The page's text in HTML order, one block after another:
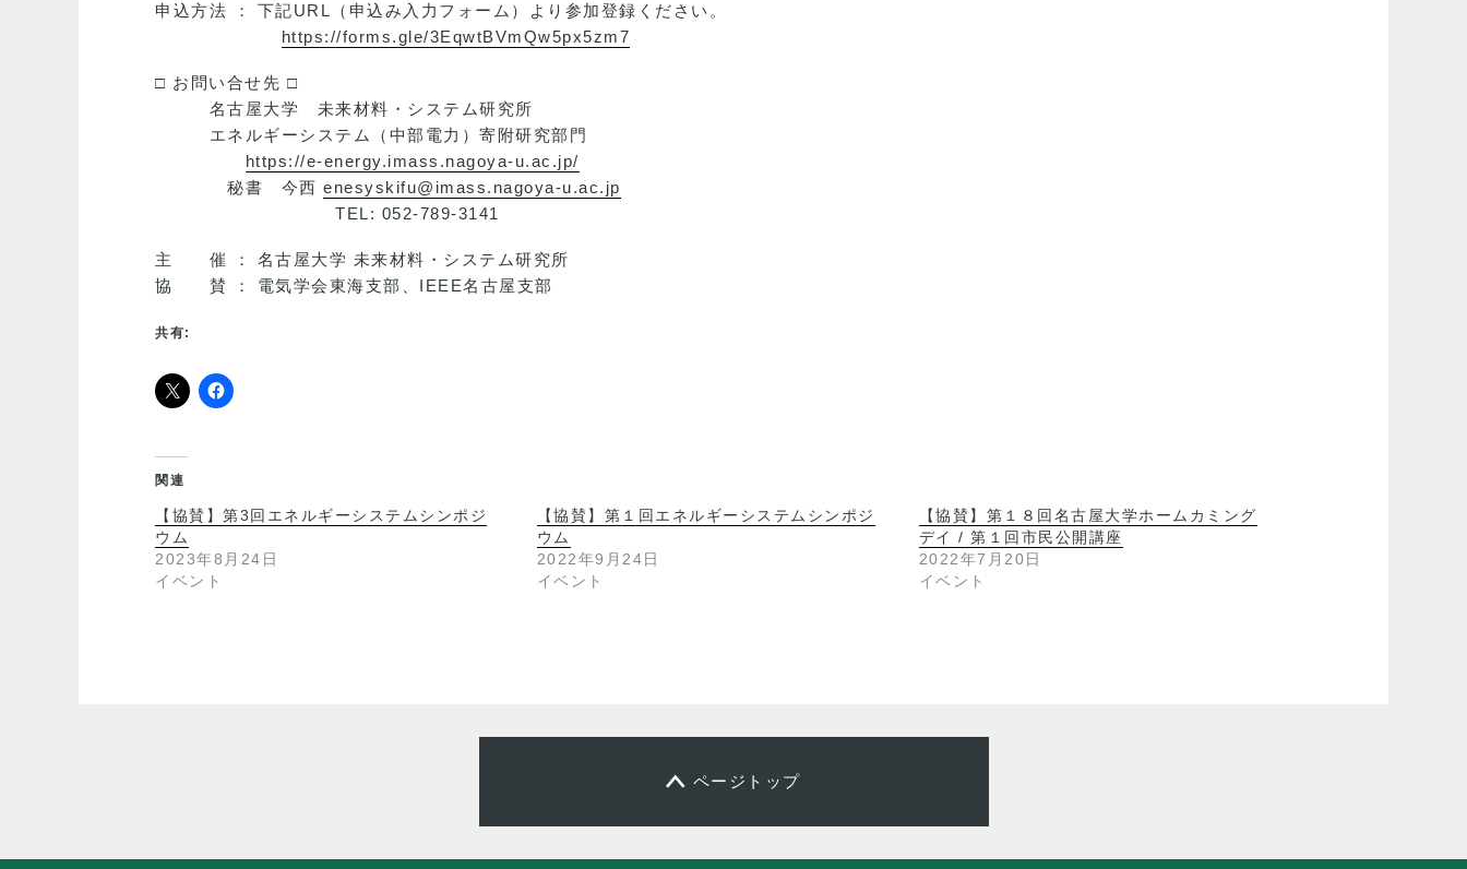
申込方法 ： 下記URL（申込み入力フォーム）より参加登録ください。
https://forms.gle/3EqwtBVmQw5px5zm7
□ お問い合せ先 □
名古屋大学 未来材料・システム研究所
エネルギーシステム（中部電力）寄附研究部門
https://e-energy.imass.nagoya-u.ac.jp/
秘書 今西 enesyskifu@imass.nagoya-u.ac.jp
TEL: 052-789-3141
主 催 ： 名古屋大学 未来材料・システム研究所
協 賛 ： 電気学会東海支部、IEEE名古屋支部
共有:
関連
【協賛】第3回エネルギーシステムシンポジ
ウム
2023年8月24日
イベント
【協賛】第１回エネルギーシステムシンポジ
ウム
2022年9月24日
イベント
【協賛】第１８回名古屋大学ホームカミング
デイ / 第１回市民公開講座
2022年7月20日
イベント
ページトップ